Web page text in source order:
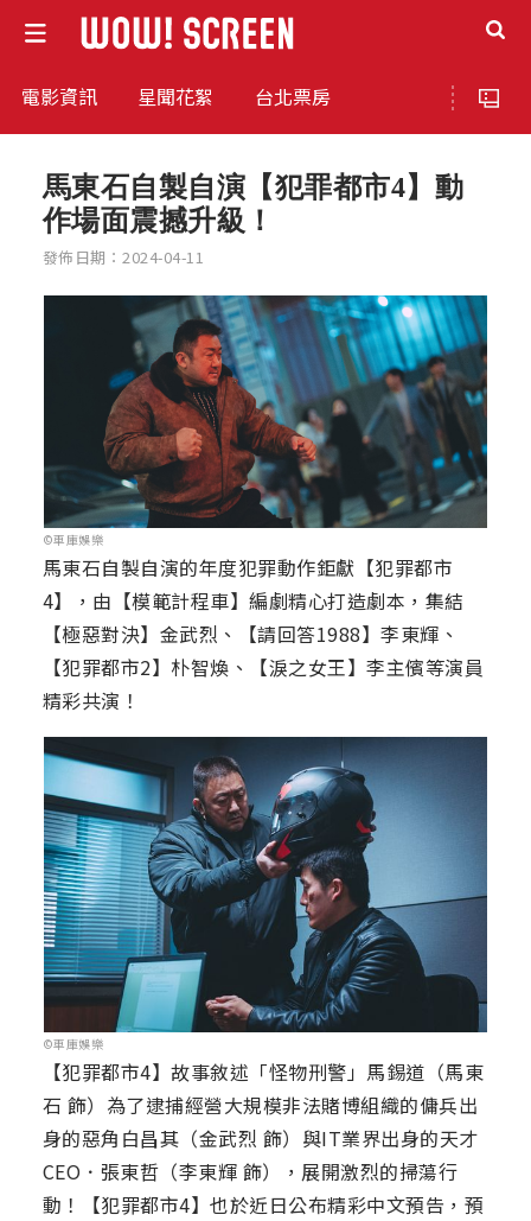
電影資訊 星聞花絮 台北票房
馬東石自製自演【犯罪都市4】動
作場面震撼升級！
發佈日期：2024-04-11
©車庫娛樂
馬東石自製自演的年度犯罪動作鉅獻【犯罪都市
4】，由【模範計程車】編劇精心打造劇本，集結
【極惡對決】金武烈、【請回答1988】李東輝、
【犯罪都市2】朴智煥、【淚之女王】李主儐等演員
精彩共演！
©車庫娛樂
【犯罪都市4】故事敘述「怪物刑警」馬錫道（馬東
石 飾）為了逮捕經營大規模非法賭博組織的傭兵出
身的惡角白昌其（金武烈 飾）與IT業界出身的天才
CEO．張東哲（李東輝 飾），展開激烈的掃蕩行
動！【犯罪都市4】也於近日公布精彩中文預告，預